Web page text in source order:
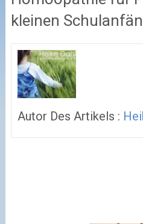
kleinen
Autor Des Artikels :